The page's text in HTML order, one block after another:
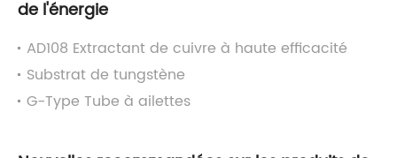
de l'énergie
AD108 Extractant de cuivre à haute efficacité
Substrat de tungstène
G-Type Tube à ailettes